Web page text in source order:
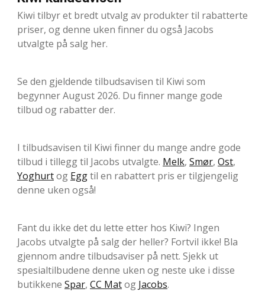
Kiwi tilbyr et bredt utvalg av produkter til rabatterte
priser, og denne uken finner du også Jacobs
utvalgte på salg her.
Se den gjeldende tilbudsavisen til Kiwi som
begynner August 2026. Du finner mange gode
tilbud og rabatter der.
I tilbudsavisen til Kiwi finner du mange andre gode
tilbud i tillegg til Jacobs utvalgte. Melk, Smør, Ost,
Yoghurtog Eggtil en rabattert pris er tilgjengelig
denne uken også!
Fant du ikke det du lette etter hos Kiwi? Ingen
Jacobs utvalgte på salg der heller? Fortvil ikke! Bla
gjennom andre tilbudsaviser på nett. Sjekk ut
spesialtilbudene denne uken og neste uke i disse
butikkene Spar, CC Matog Jacobs.